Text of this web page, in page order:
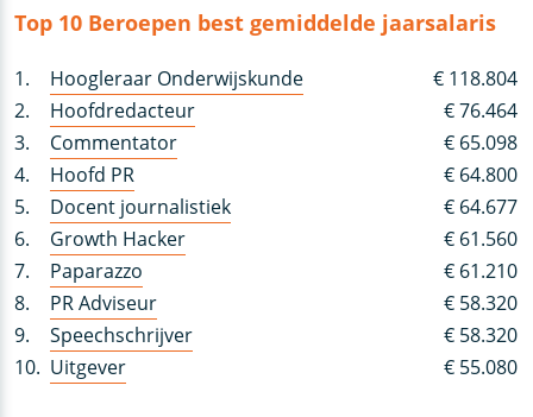
Top 10 Beroepen best gemiddelde jaarsalaris
1. Hoogleraar Onderwijskunde
€ 118.804
2.
Hoofdredacteur
€ 76.464
3.
Commentator
€ 65.098
4.
Hoofd PR
€ 64.800
5.
Docent journalistiek
€ 64.677
6.
Growth Hacker
€ 61.560
7.
Paparazzo
€ 61.210
8.
PR Adviseur
€ 58.320
9.
Speechschrijver
€ 58.320
10. Uitgever € 55.080